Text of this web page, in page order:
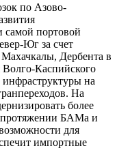
по Азово-
самой портовой
Юг за счет
Махачкалы, Дербента в
Волго-Каспийского
инфраструктуры на
На
более
протяжении БАМа и
для
импортные